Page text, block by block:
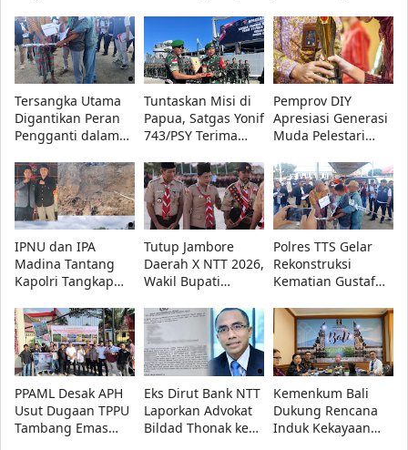
Kotanopan, Publik
Pertanyakan
Transparansi
dan Lindungi
Kebebasan Pers
Dua Orang Lain
Tersangka Utama
Digantikan Peran
Pengganti dalam
Kematian Gustaf
Nabuasa
Tuntaskan Misi di
Papua, Satgas Yonif
743/PSY Terima
Pangdam
XVII/Cenderawasih
Pemprov DIY
Apresiasi Generasi
Muda Pelestari
Penerima
Penghargaan
Diumumkan
IPNU dan IPA
Madina Tantang
Kapolri Tangkap
Tambang Ilegal GD
dan PW
Tutup Jambore
Daerah X NTT 2026,
Wakil Bupati
Pramuka Tetap
Utamakan
Pendidikan
Polres TTS Gelar
Rekonstruksi
Kematian Gustaf
PPAML Desak APH
Usut Dugaan TPPU
Tambang Emas
Eks Dirut Bank NTT
Laporkan Advokat
Bildad Thonak ke
Kemenkum Bali
Dukung Rencana
Induk Kekayaan